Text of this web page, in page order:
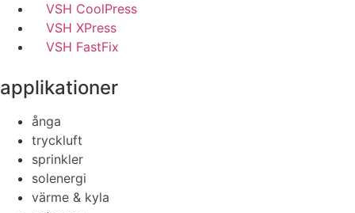
VSH CoolPress
VSH XPress
VSH FastFix
applikationer
ånga
tryckluft
sprinkler
solenergi
värme & kyla